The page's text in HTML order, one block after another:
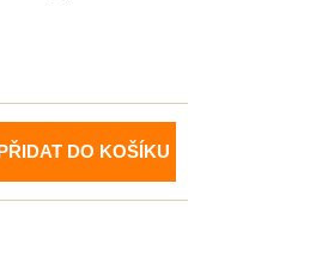
DO KOŠÍKU